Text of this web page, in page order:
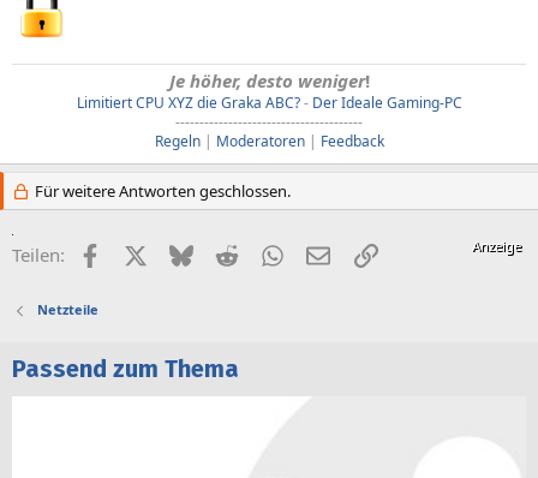
Je höher, desto weniger!
Limitiert CPU XYZ die Graka ABC?- Der Ideale Gaming-PC
---------------------------------------
Regeln| Moderatoren| Feedback
Für weitere Antworten geschlossen.
Teilen: FacebookX (Twitter)
BlueskyRedditWhatsApp
E-MailLink
Netzteile
Passend zum Thema